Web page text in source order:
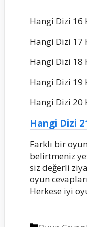
Hangi Dizi 16
Hangi Dizi 17
Hangi Dizi 18
Hangi Dizi 19
Hangi Dizi 20
Hangi Dizi
Farklı bir
belirtmeniz
siz değerli
oyun
Herkese iyi